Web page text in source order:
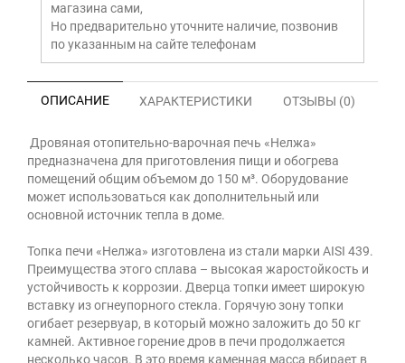
магазина сами,
Но предварительно уточните наличие, позвонив
по указанным на сайте телефонам
ОПИСАНИЕ ХАРАКТЕРИСТИКИ ОТЗЫВЫ (0)
Дровяная отопительно-варочная печь «Нелжа»
предназначена для приготовления пищи и обогрева
помещений общим объемом до 150 м³. Оборудование
может использоваться как дополнительный или
основной источник тепла в доме.
Топка печи «Нелжа» изготовлена из стали марки AISI 439.
Преимущества этого сплава – высокая жаростойкость и
устойчивость к коррозии. Дверца топки имеет широкую
вставку из огнеупорного стекла. Горячую зону топки
огибает резервуар, в который можно заложить до 50 кг
камней. Активное горение дров в печи продолжается
несколько часов. В это время каменная масса вбирает в